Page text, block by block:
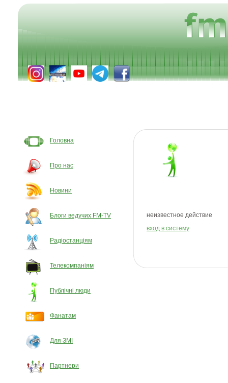
Головна
Про нас
Новини
Блоги ведучих FM-TV
Радіостанціям
Телекомпаніям
Публічні люди
Фанатам
Для ЗМІ
Партнери
неизвестное действие
вход в систему